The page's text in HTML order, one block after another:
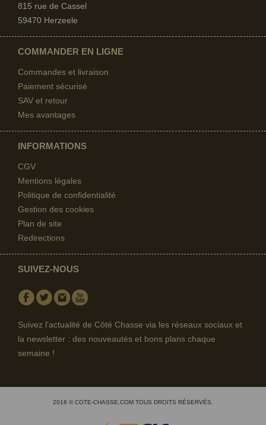
815 rue de Cassel
59470 Herzeele
COMMANDER EN LIGNE
Commandes et livraison
Paiement sécurisé
SAV et retour
Mes avantages
INFORMATIONS
CGV
Mentions légales
Politique de confidentialité
Gestion des cookies
Plan de site
Redirections
SUIVEZ-NOUS
Facebook
TwitterInstagram
Suivez l'actualité de Côté Chasse via les réseaux sociaux et
la newsletter : des nouveautés et bons plans chaque
semaine !
2018 © COTE-CHASSE.COM TOUS DROITS RÉSERVÉS.